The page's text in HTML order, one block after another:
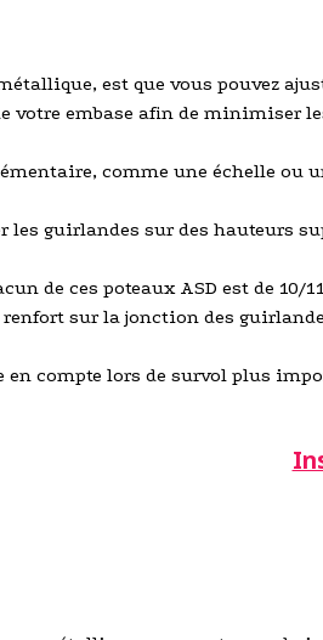
est que vous pouvez
votre embase afin de minimiser
comme une échelle ou
guirlandes sur des hauteurs
de ces poteaux ASD est de
sur la jonction des
en compte lors de survol plus